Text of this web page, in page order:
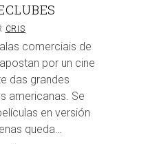
CRIS
comerciais de
por un cine
das grandes
americanas. Se
en versión
queda…